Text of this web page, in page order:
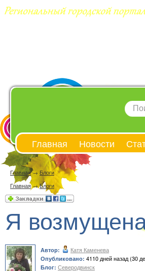
Главная Новости
Главная→ Блоги
Главная→Блоги
Я
Автор: Катя Каменева
Опубликовано: 4110 дней назад (30
Блог: Северодвинск